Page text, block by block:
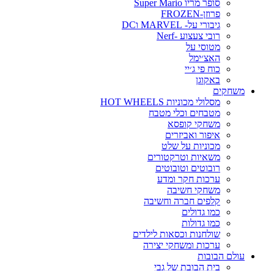
סופר מריו Super Mario
פרוזן-FROZEN
גיבורי על- MARVEL וDC
רובי צעצוע -Nerf
מטוסי על
האצ׳ימל
כוח פי ג׳יי
באקוגן
משחקים
מסלולי מכוניות HOT WHEELS
מטבחים וכלי מטבח
משחקי קופסא
איפור ואביזרים
מכוניות על שלט
משאיות וטרקטורים
רובוטים וטובוטים
ערכות חקר ומדע
משחקי חשיבה
קלפים חברה וחשיבה
כמו גדולים
כמו גדולות
שולחנות וכסאות לילדים
ערכות ומשחקי יצירה
עולם הבובות
בית הבובת של גבי